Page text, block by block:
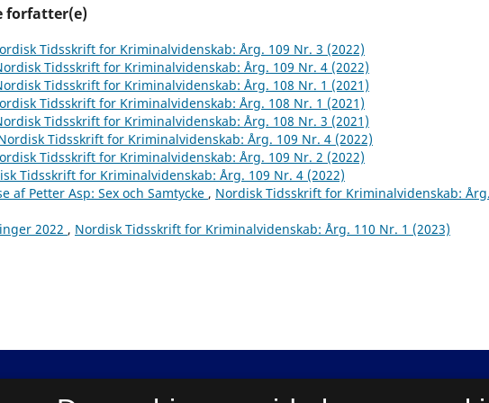
forfatter(e)
Tidsskrift for Kriminalvidenskab: Årg. 109 Nr. 3 (2022)
Tidsskrift for Kriminalvidenskab: Årg. 109 Nr. 4 (2022)
Tidsskrift for Kriminalvidenskab: Årg. 108 Nr. 1 (2021)
Tidsskrift for Kriminalvidenskab: Årg. 108 Nr. 1 (2021)
Tidsskrift for Kriminalvidenskab: Årg. 108 Nr. 3 (2021)
Tidsskrift for Kriminalvidenskab: Årg. 109 Nr. 4 (2022)
Tidsskrift for Kriminalvidenskab: Årg. 109 Nr. 2 (2022)
Tidsskrift for Kriminalvidenskab: Årg. 109 Nr. 4 (2022)
af Petter Asp: Sex och Samtycke , Nordisk Tidsskrift for Kriminalvidenskab:
2022 , Nordisk Tidsskrift for Kriminalvidenskab: Årg. 110 Nr. 1 (2023)